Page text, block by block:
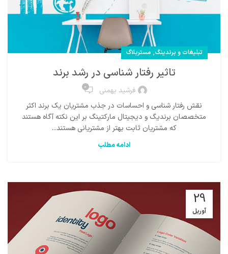
تبلیغات و برندینگ, مستربلاگ
تاثیر رفتار شناسی در رشد برند
فرشید بهمنی 0
نقش رفتار شناسی و احساسات در جذب مشتریان یک برند اکثر
متخصصان برندیگ و دیجیتال مارکتینگ بر این نکته آگاه هستند
که مشتریان ثابت بهتر از مشتریانی هستند...
ادامه مطلب
29
آوریل